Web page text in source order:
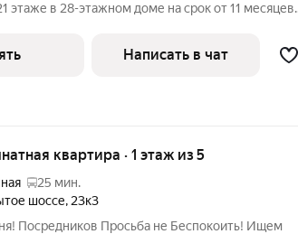
этаже в 28-этажном доме на срок от 11 месяцев.
Написать в чат
квартира · 1 этаж из 5
25 мин.
шоссе, 23к3
Посредников Просьба не Беспокоить! Ищем